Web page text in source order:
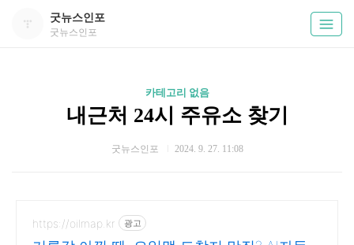
굿뉴스인포
굿뉴스인포
카테고리 없음
내근처 24시 주유소 찾기
굿뉴스인포 2024. 9. 27. 11:08
https://oilmap.kr 광고